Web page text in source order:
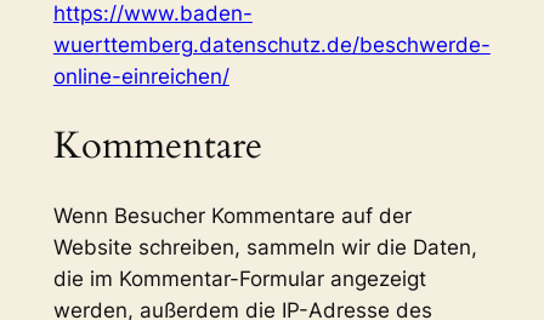
https://www.baden-
wuerttemberg.datenschutz.de/beschwerde-
online-einreichen/
Kommentare
Wenn Besucher Kommentare auf der
Website schreiben, sammeln wir die Daten,
die im Kommentar-Formular angezeigt
werden, außerdem die IP-Adresse des